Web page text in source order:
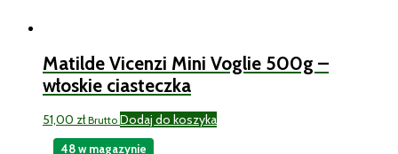
Matilde Vicenzi Mini Voglie 500g –
włoskie ciasteczka
51,00 zł Brutto Dodaj do koszyka
48 w magazynie